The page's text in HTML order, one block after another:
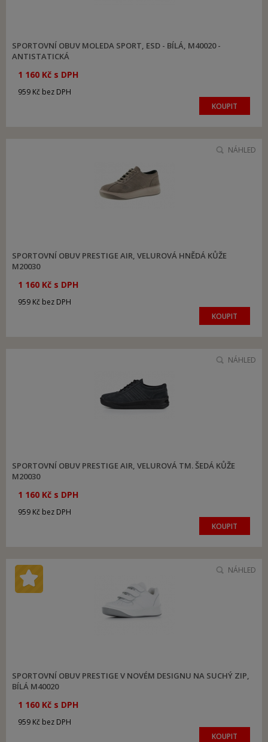
SPORTOVNÍ OBUV MOLEDA SPORT, ESD - BÍLÁ, M40020 -
ANTISTATICKÁ
1 160 Kč s DPH
959 Kč bez DPH
KOUPIT
SPORTOVNÍ OBUV PRESTIGE AIR, VELUROVÁ HNĚDÁ KŮŽE
M20030
1 160 Kč s DPH
959 Kč bez DPH
KOUPIT
NÁHLED
SPORTOVNÍ OBUV PRESTIGE AIR, VELUROVÁ TM. ŠEDÁ KŮŽE
M20030
1 160 Kč s DPH
959 Kč bez DPH
KOUPIT
NÁHLED
SPORTOVNÍ OBUV PRESTIGE V NOVÉM DESIGNU NA SUCHÝ ZIP,
BÍLÁ M40020
1 160 Kč s DPH
959 Kč bez DPH
KOUPIT
NÁHLED